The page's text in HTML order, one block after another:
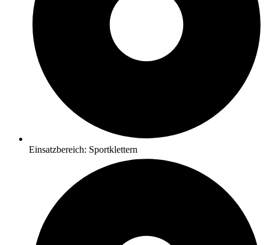
Einsatzbereich: Sportklettern